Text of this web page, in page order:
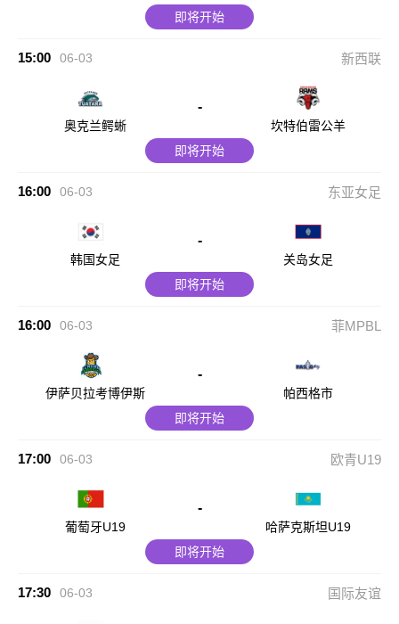
即将开始
15:00 06-03 新西联
奥克兰鳄蜥
-
坎特伯雷公羊
即将开始
16:00 06-03 东亚女足
韩国女足
-
关岛女足
即将开始
16:00 06-03 菲MPBL
伊萨贝拉考博伊斯
-
帕西格市
即将开始
17:00 06-03 欧青U19
葡萄牙U19
-
哈萨克斯坦U19
即将开始
17:30 06-03 国际友谊